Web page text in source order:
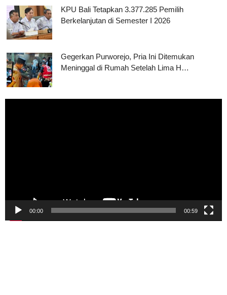
KPU Bali Tetapkan 3.377.285 Pemilih
Berkelanjutan di Semester I 2026
Gegerkan Purworejo, Pria Ini Ditemukan
Meninggal di Rumah Setelah Lima H…
00:00 00:59